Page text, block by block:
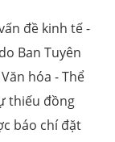
đề kinh tế -
Ban Tuyên
hóa - Thể
thiếu đồng
báo chí đặt